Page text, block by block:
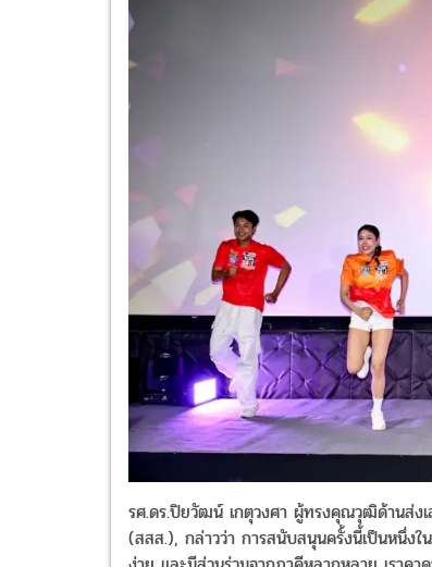
รศ.ดร.ปิยวัฒน์ เกตุวงศา ผู้ทรงคุณวุฒิด้านส่ง
(สสส.), กล่าวว่า การสนับสนุนครั้งนี้เป็นหนึ่ง